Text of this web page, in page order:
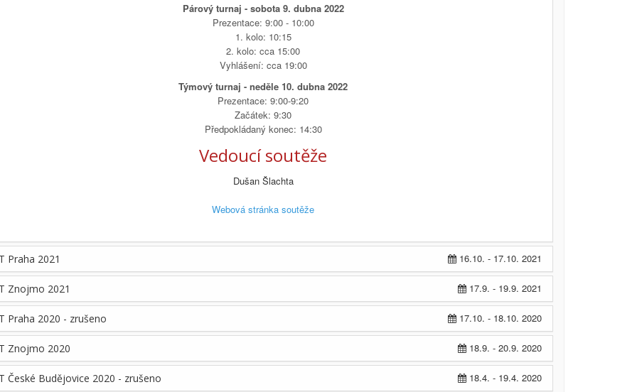
Párový turnaj - sobota 9. dubna 2022
Prezentace: 9:00 - 10:00
1. kolo: 10:15
2. kolo: cca 15:00
Vyhlášení: cca 19:00
Týmový turnaj - neděle 10. dubna 2022
Prezentace: 9:00-9:20
Začátek: 9:30
Předpokládaný konec: 14:30
Vedoucí soutěže
Dušan Šlachta
Webová stránka soutěže
16.10. - 17.10. 2021
Praha 2021
17.9. - 19.9. 2021
Znojmo 2021
17.10. - 18.10. 2020
Praha 2020 - zrušeno
18.9. - 20.9. 2020
Znojmo 2020
18.4. - 19.4. 2020
České Budějovice 2020 - zrušeno